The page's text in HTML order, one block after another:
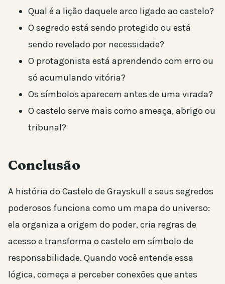
Qual é a lição daquele arco ligado ao castelo?
O segredo está sendo protegido ou está
sendo revelado por necessidade?
O protagonista está aprendendo com erro ou
só acumulando vitória?
Os símbolos aparecem antes de uma virada?
O castelo serve mais como ameaça, abrigo ou
tribunal?
Conclusão
A história do Castelo de Grayskull e seus segredos
poderosos funciona como um mapa do universo:
ela organiza a origem do poder, cria regras de
acesso e transforma o castelo em símbolo de
responsabilidade. Quando você entende essa
lógica, começa a perceber conexões que antes